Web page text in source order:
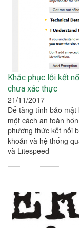
Khắc phục lỗi kết
chưa xác thực
21/11/2017
Để tăng tính bảo mật
một cách an toàn
phương thức kết nối
khoản và hệ thống
và Litespeed